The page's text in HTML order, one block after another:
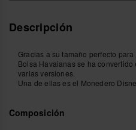
Descripción
Gracias a su tamaño perfecto
Bolsa Havaianas se ha
varias versiones.
Una de ellas es el Monedero
- Medidas: 8 cm
Compra online en
Composición